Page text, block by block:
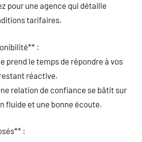
pour une agence qui détaille
tarifaires.
:
prend le temps de répondre à vos
réactive.
relation de confiance se bâtit sur
fluide et une bonne écoute.
: